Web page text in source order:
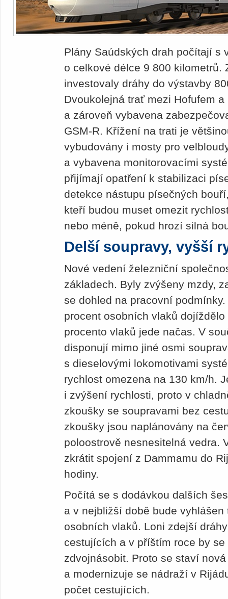
Plány Saúdských drah počítají s
o celkové délce 9 800 kilometrů.
investovaly dráhy do výstavby
Dvoukolejná trať mezi Hofufem
a zároveň vybavena
GSM-R. Křížení na trati je
vybudovány i mosty pro
a vybavena monitorovacími
přijímají opatření k stabilizaci
detekce nástupu písečných
kteří budou muset omezit
nebo méně, pokud hrozí silná
Delší soupravy, vyšší
Nové vedení železniční
základech. Byly zvýšeny mzdy,
se dohled na pracovní
procent osobních vlaků
procento vlaků jede načas. V
disponují mimo jiné osmi
s dieselovými lokomotivami
rychlost omezena na 130 km/h.
i zvýšení rychlosti, proto v
zkoušky se soupravami bez
zkoušky jsou naplánovány na
poloostrově nesnesitelná vedra.
zkrátit spojení z Dammamu do
hodiny.
Počítá se s dodávkou dalších
a v nejbližší době bude
osobních vlaků. Loni zdejší
cestujících a v příštím roce by
zdvojnásobit. Proto se staví
a modernizuje se nádraží v
počet cestujících.